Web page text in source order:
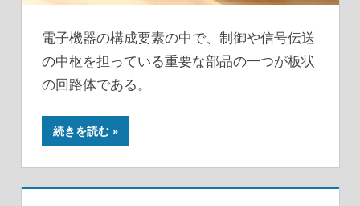
電子機器の構成要素の中で、制御や信号伝送
の中枢を担っている重要な部品の一つが板状
の回路体である。
続きを読む